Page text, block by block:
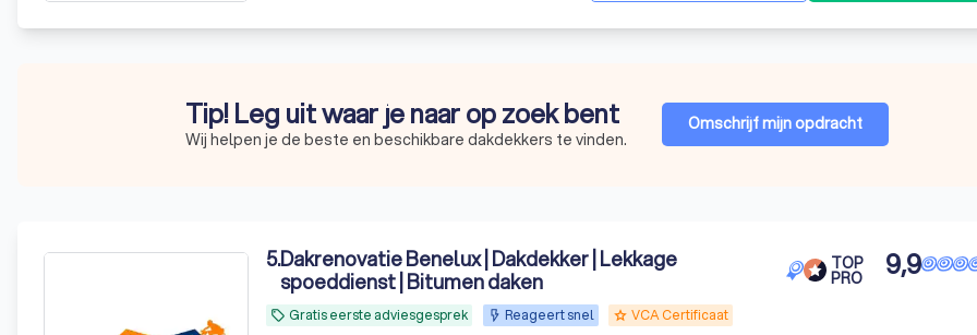
Tip! Leg uit waar je naar op zoek bent
Wij helpen je de beste en beschikbare dakdekkers te vinden.
Omschrijf mijn opdracht
5.Dakrenovatie Benelux | Dakdekker | Lekkage
spoeddienst | Bitumen daken
TOP
PRO
local_offer Gratis eerste adviesgesprek Reageert snel grade VCA Certificaat
9,9